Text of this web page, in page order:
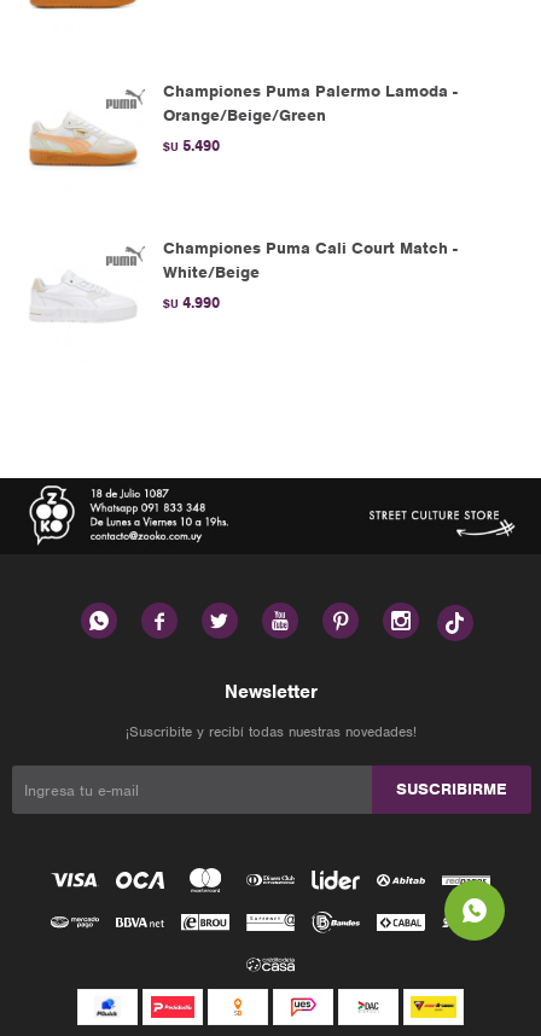
Championes Puma Palermo Lamoda -
Orange/Beige/Green
$U 5.490
Championes Puma Cali Court Match -
White/Beige
$U 4.990
     
Newsletter
¡Suscribite y recibí todas nuestras novedades!
SUSCRIBIRME